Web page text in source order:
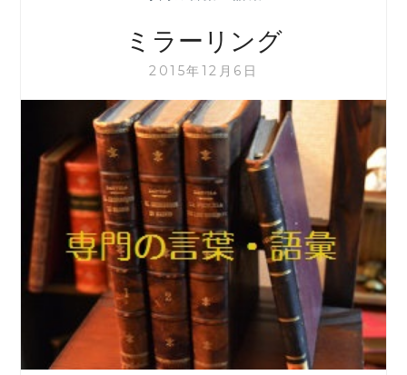
ミラーリング
2015年12月6日